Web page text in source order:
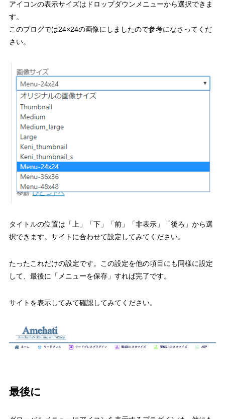
アイコンの表示サイズはドロップダウンメニューから選択できま
す。
このブログでは24×24の画像にしましたので参考になさってくだ
さい。
タイトルの位置は「上」「下」「前」「非表示」「後ろ」から選
択できます。サイトに合わせて設定してみてください。
たったこれだけの設定です。この設定を他の項目にも同様に設定
して、最後に「メニューを保存」すれば完了です。
サイトを表示してみて確認してみてください。
最後に